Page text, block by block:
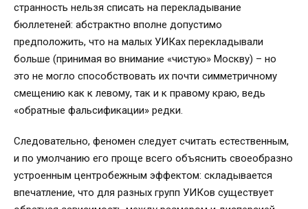
странность нельзя списать на перекладывание
бюллетеней: абстрактно вполне допустимо
предположить, что на малых УИКах перекладывали
больше (принимая во внимание «чистую» Москву) – но
это не могло способствовать их почти симметричному
смещению как к левому, так и к правому краю, ведь
«обратные фальсификации» редки.
Следовательно, феномен следует считать естественным,
и по умолчанию его проще всего объяснить своеобразно
устроенным центробежным эффектом: складывается
впечатление, что для разных групп УИКов существует